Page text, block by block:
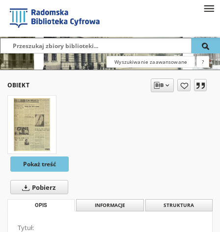
Wyszukiwanie zaawansowane ?
OBIEKT
Pokaż treść
Pobierz
OPIS INFORMACJE STRUKTURA
Tytuł: